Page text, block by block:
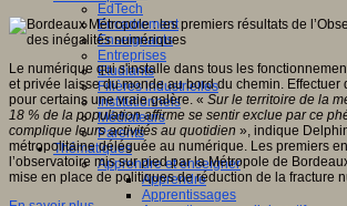
EdTech
Encadrement
Enseignants
Entreprises
Etudiants
Filières industrielles
Institutionnels
Médiateurs
Parents
Thématiques
Apprendre et enseigner
Apprendre
Apprentissages
Le numérique qui s'installe dans tous les
et privée laisse du monde au bord du chemin. Effectuer
pour certains une vraie galère. « Sur le territoire de la
18 % de la population affirme se sentir exclue par ce
complique leurs activités au quotidien », indique
métropolitaine déléguée au numérique. Les premiers
l’observatoire mis sur pied par la Métropole de
mise en place de politiques de réduction de la fracture